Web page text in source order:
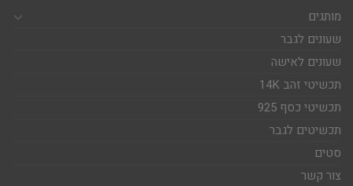
מותגים
שעונים לגבר
שעונים לאישה
תכשיטי זהב 14K
תכשיטי כסף 925
תכשיטים לגבר
סטים
צור קשר